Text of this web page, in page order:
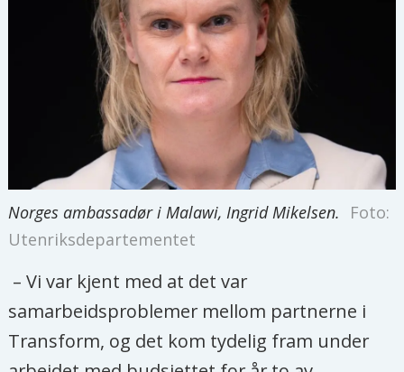
Norges ambassadør i Malawi, Ingrid Mikelsen.
Foto:
Utenriksdepartementet
– Vi var kjent med at det var
samarbeidsproblemer mellom partnerne i
Transform, og det kom tydelig fram under